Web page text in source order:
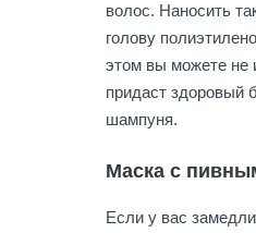
волос. Наносить
голову
этом вы можете не
придаст здоровый
шампуня.
Маска с
Если у вас